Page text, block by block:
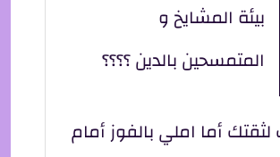
بيئة المشايخ و
المتمسحين بالدين ؟؟؟؟
أما املي بالفوز أمام